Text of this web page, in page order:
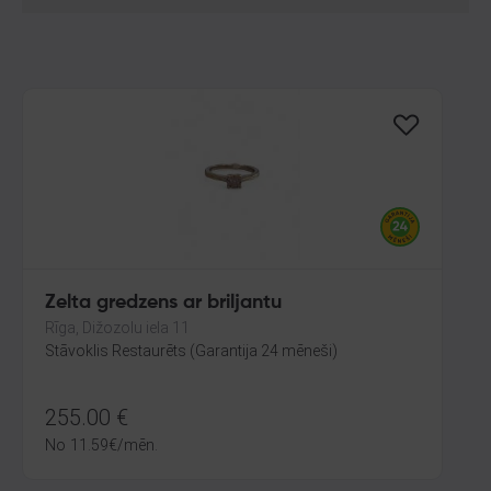
Zelta gredzens ar briljantu
Rīga, Dižozolu iela 11
Stāvoklis Restaurēts (Garantija 24 mēneši)
255.00 €
No 11.59€/mēn.